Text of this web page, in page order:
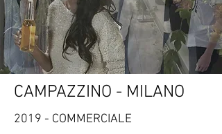
CAMPAZZINO - MILANO
2019 - COMMERCIALE